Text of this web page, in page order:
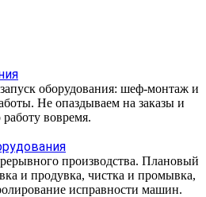
оборудования: шеф-монтаж и
Не опаздываем на заказы и
вовремя.
производства. Плановый
и продувка, чистка и промывка,
исправности машин.